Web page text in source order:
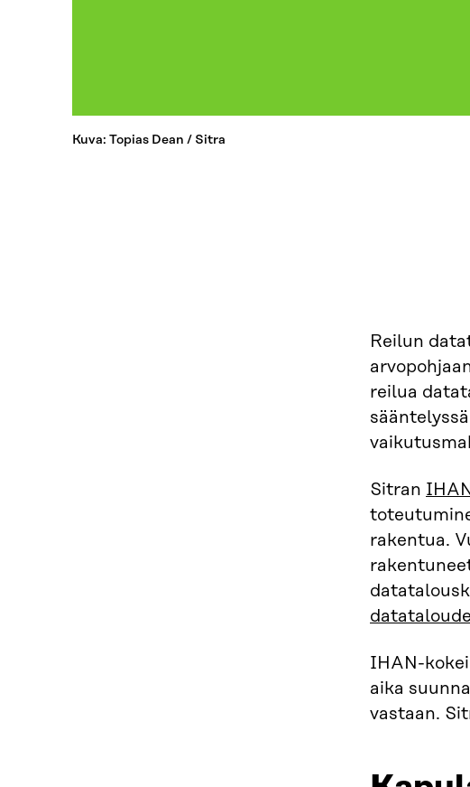
Kuva: Topias Dean / Sitra
Reilun
reilua
Sitran
rakentua.
IHAN-
aika
vastaan.